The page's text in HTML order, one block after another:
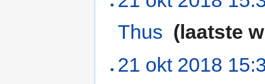
Thus (laatste
21 okt 2018